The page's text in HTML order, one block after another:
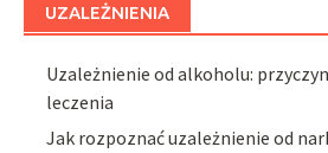
UZALEŻNIENIA
Uzależnienie od alkoholu:
leczenia
Jak rozpoznać uzależnienie od